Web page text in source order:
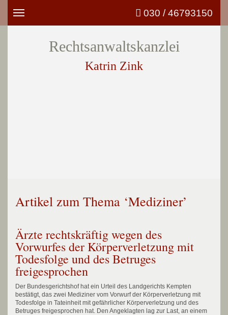
Toggle
030 / 46793150
Rechtsanwaltskanzlei
Katrin Zink
Artikel zum Thema ‘Mediziner’
Ärzte rechtskräftig wegen des
Vorwurfes der Körperverletzung mit
Todesfolge und des Betruges
freigesprochen
Der Bundesgerichtshof hat ein Urteil des Landgerichts Kempten
bestätigt, das zwei Mediziner vom Vorwurf der Körperverletzung mit
Todesfolge in Tateinheit mit gefährlicher Körperverletzung und des
Betruges freigesprochen hat. Den Angeklagten lag zur Last, an einem